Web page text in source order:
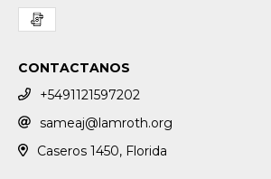
CONTACTANOS
+5491121597202
sameaj@lamroth.org
Caseros 1450, Florida